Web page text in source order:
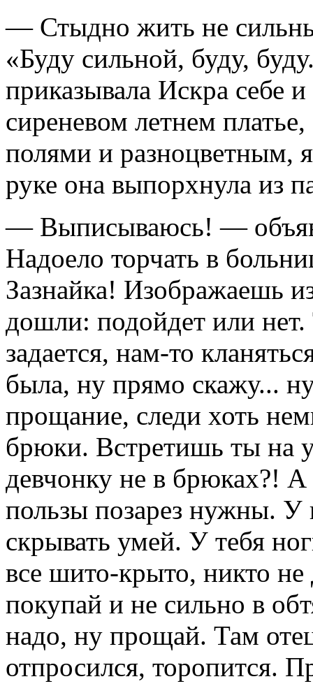
— Стыдно жить не
«Буду сильной, буду,
приказывала Искра себе
сиреневом летнем
полями и разноцветным,
руке она выпорхнула из
— Выписываюсь! —
Надоело торчать в
Зазнайка! Изображаешь
дошли: подойдет или
задается, нам-то
была, ну прямо скажу...
прощание, следи хоть
брюки. Встретишь ты на
девчонку не в брюках?!
пользы позарез нужны. У
скрывать умей. У тебя
все шито-крыто, никто
покупай и не сильно в
надо, ну прощай. Там
отпросился, торопится.